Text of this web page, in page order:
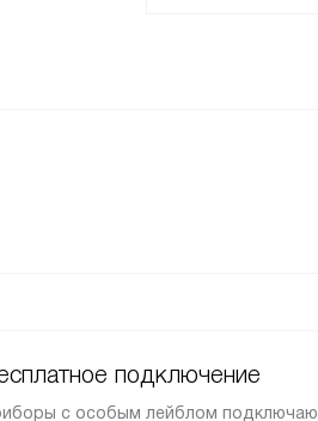
подключение
с особым лейблом